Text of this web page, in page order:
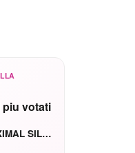
votati
MAC M·A·CXIMAL SILKY MATTE Red Rock mat